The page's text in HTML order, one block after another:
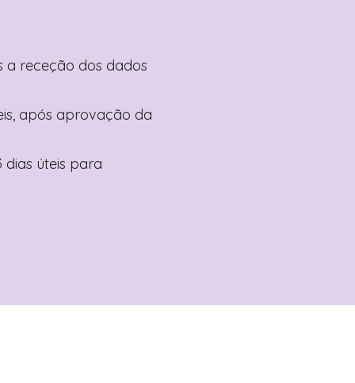
a receção dos dados
após aprovação da
dias úteis para